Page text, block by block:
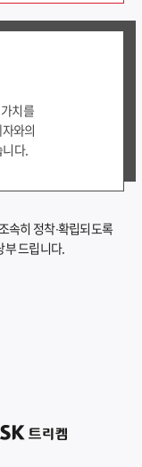
치를
와의
다.
속히 정착∙확립되도록
부 드립니다.